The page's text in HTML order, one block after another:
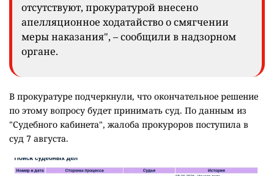
отсутствуют, прокуратурой внесено
апелляционное ходатайство о смягчении
меры наказания", – сообщили в надзорном
органе.
В прокуратуре подчеркнули, что окончательное решение
по этому вопросу будет принимать суд. По данным из
"Судебного кабинета", жалоба прокуроров поступила в
суд 7 августа.